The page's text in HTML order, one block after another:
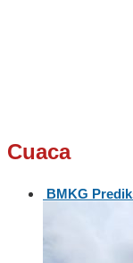
Cuaca
BMKG